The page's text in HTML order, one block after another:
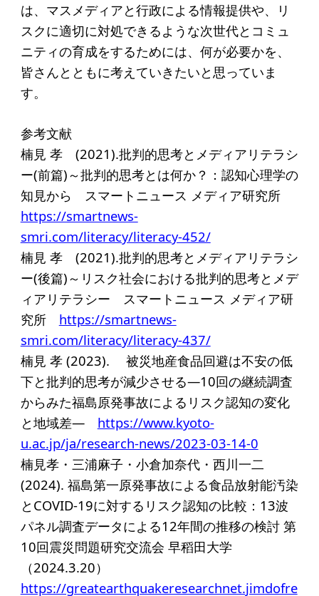
は、マスメディアと行政による情報提供や、リ
スクに適切に対処できるような次世代とコミュ
ニティの育成をするためには、何が必要かを、
皆さんとともに考えていきたいと思っていま
す。
参考文献
楠見 孝 (2021).批判的思考とメディアリテラシ
ー(前篇)～批判的思考とは何か？：認知心理学の
知見から スマートニュース メディア研究所
https://smartnews-
smri.com/literacy/literacy-452/
楠見 孝 (2021).批判的思考とメディアリテラシ
ー(後篇)～リスク社会における批判的思考とメデ
ィアリテラシー スマートニュース メディア研
究所 https://smartnews-
smri.com/literacy/literacy-437/
楠見 孝 (2023). 被災地産食品回避は不安の低
下と批判的思考が減少させる―10回の継続調査
からみた福島原発事故によるリスク認知の変化
と地域差― https://www.kyoto-
u.ac.jp/ja/research-news/2023-03-14-0
楠見孝・三浦麻子・小倉加奈代・西川一二
(2024). 福島第一原発事故による食品放射能汚染
とCOVID-19に対するリスク認知の比較：13波
パネル調査データによる12年間の推移の検討 第
10回震災問題研究交流会 早稻田大学
（2024.3.20）
https://greatearthquakeresearchnet.jimdofre